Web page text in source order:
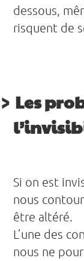
dessous,
risquent de
Les
Si on est
nous
être altéré.
L’une des
nous ne